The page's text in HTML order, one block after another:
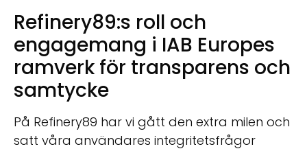
Refinery89:s roll och
engagemang i IAB Europes
ramverk för transparens och
samtycke
På Refinery89 har vi gått den extra milen och
satt våra användares integritetsfrågor